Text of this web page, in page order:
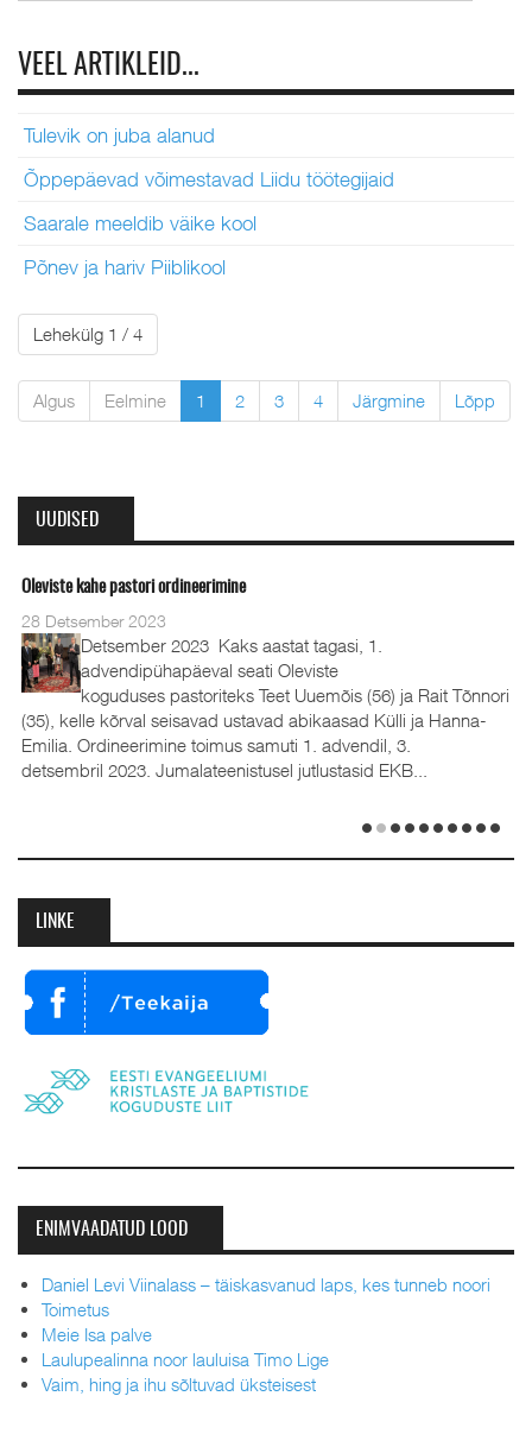
VEEL ARTIKLEID...
Tulevik on juba alanud
Õppepäevad võimestavad Liidu töötegijaid
Saarale meeldib väike kool
Põnev ja hariv Piiblikool
Lehekülg 1 / 4
Algus Eelmine 1 2 3 4 Järgmine Lõpp
UUDISED
Oleviste kahe pastori ordineerimine
28 Detsember 2023
Detsember 2023 Kaks aastat tagasi, 1.
advendipühapäeval seati Oleviste
koguduses pastoriteks Teet Uuemõis (56) ja Rait Tõnnori
(35), kelle kõrval seisavad ustavad abikaasad Külli ja Hanna-
Emilia. Ordineerimine toimus samuti 1. advendil, 3.
detsembril 2023. Jumalateenistusel jutlustasid EKB...
LINKE
ENIMVAADATUD LOOD
Daniel Levi Viinalass – täiskasvanud laps, kes tunneb noori
Toimetus
Meie Isa palve
Laulupealinna noor lauluisa Timo Lige
Vaim, hing ja ihu sõltuvad üksteisest